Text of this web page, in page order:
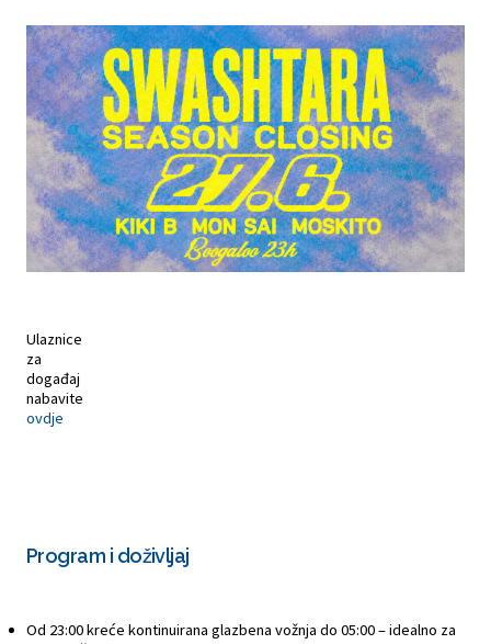
Ulaznice
za
događaj
nabavite
ovdje
Program i doživljaj
Od 23:00 kreće kontinuirana glazbena vožnja do 05:00 – idealno za